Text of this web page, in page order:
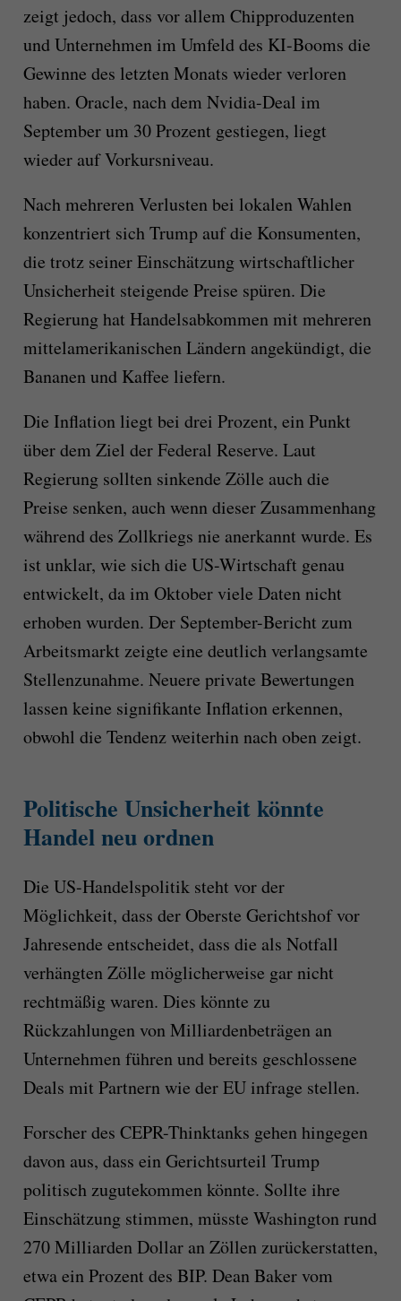
zeigt jedoch, dass vor allem Chipproduzenten
und Unternehmen im Umfeld des KI-Booms die
Gewinne des letzten Monats wieder verloren
haben. Oracle, nach dem Nvidia-Deal im
September um 30 Prozent gestiegen, liegt
wieder auf Vorkursniveau.
Nach mehreren Verlusten bei lokalen Wahlen
konzentriert sich Trump auf die Konsumenten,
die trotz seiner Einschätzung wirtschaftlicher
Unsicherheit steigende Preise spüren. Die
Regierung hat Handelsabkommen mit mehreren
mittelamerikanischen Ländern angekündigt, die
Bananen und Kaffee liefern.
Die Inflation liegt bei drei Prozent, ein Punkt
über dem Ziel der Federal Reserve. Laut
Regierung sollten sinkende Zölle auch die
Preise senken, auch wenn dieser Zusammenhang
während des Zollkriegs nie anerkannt wurde. Es
ist unklar, wie sich die US-Wirtschaft genau
entwickelt, da im Oktober viele Daten nicht
erhoben wurden. Der September-Bericht zum
Arbeitsmarkt zeigte eine deutlich verlangsamte
Stellenzunahme. Neuere private Bewertungen
lassen keine signifikante Inflation erkennen,
obwohl die Tendenz weiterhin nach oben zeigt.
Politische Unsicherheit könnte
Handel neu ordnen
Die US-Handelspolitik steht vor der
Möglichkeit, dass der Oberste Gerichtshof vor
Jahresende entscheidet, dass die als Notfall
verhängten Zölle möglicherweise gar nicht
rechtmäßig waren. Dies könnte zu
Rückzahlungen von Milliardenbeträgen an
Unternehmen führen und bereits geschlossene
Deals mit Partnern wie der EU infrage stellen.
Forscher des CEPR-Thinktanks gehen hingegen
davon aus, dass ein Gerichtsurteil Trump
politisch zugutekommen könnte. Sollte ihre
Einschätzung stimmen, müsste Washington rund
270 Milliarden Dollar an Zöllen zurückerstatten,
etwa ein Prozent des BIP. Dean Baker vom